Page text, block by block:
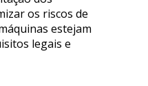
os riscos de
estejam
legais e